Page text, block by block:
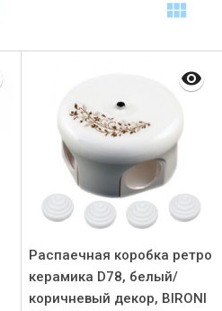
Распаечная коробка ретро
керамика D78, белый/
коричневый декор, BIRONI